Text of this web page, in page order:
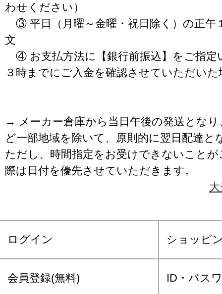
わせください）
③ 平日（月曜～金曜・祝日除く）の正午
文
④ お支払方法に【銀行前振込】をご指定
３時までにご入金を確認させていただいた
→ メーカー倉庫から当日午後の発送となり
ど一部地域を除いて、原則的に翌日配達と
ただし、時間指定をお受けできないこと
際は日付を優先させていただきます。
ログイン ショッピ
会員登録(無料) ID・パス